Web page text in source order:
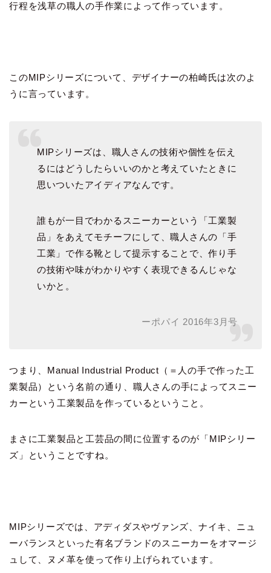
行程を浅草の職人の手作業によって作っています。
このMIPシリーズについて、デザイナーの柏崎氏は次のよ
うに言っています。
MIPシリーズは、職人さんの技術や個性を伝え
るにはどうしたらいいのかと考えていたときに
思いついたアイディアなんです。
誰もが一目でわかるスニーカーという「工業製
品」をあえてモチーフにして、職人さんの「手
工業」で作る靴として提示することで、作り手
の技術や味がわかりやすく表現できるんじゃな
いかと。
ーポパイ 2016年3月号
つまり、Manual Industrial Product（＝人の手で作った工
業製品）という名前の通り、職人さんの手によってスニー
カーという工業製品を作っているということ。
まさに工業製品と工芸品の間に位置するのが「MIPシリー
ズ」ということですね。
MIPシリーズでは、アディダスやヴァンズ、ナイキ、ニュ
ーバランスといった有名ブランドのスニーカーをオマージ
ュして、ヌメ革を使って作り上げられています。